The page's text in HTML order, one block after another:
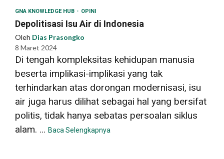
GNA KNOWLEDGE HUB OPINI
Depolitisasi Isu Air di Indonesia
Oleh Dias Prasongko
8 Maret 2024
Di tengah kompleksitas kehidupan manusia
beserta implikasi-implikasi yang tak
terhindarkan atas dorongan modernisasi, isu
air juga harus dilihat sebagai hal yang bersifat
politis, tidak hanya sebatas persoalan siklus
alam. ... Baca Selengkapnya